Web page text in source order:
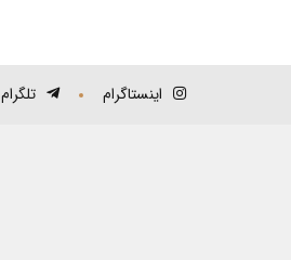
اینستاگرام تلگرام